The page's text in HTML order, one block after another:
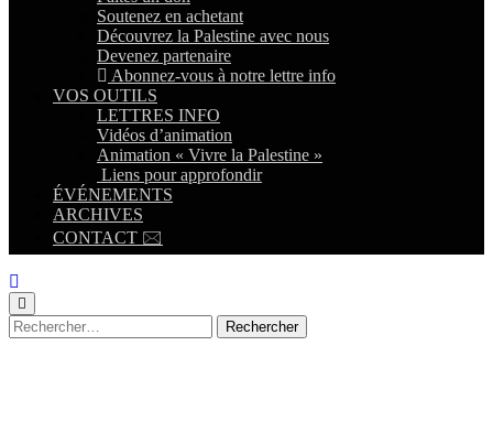
Soutenez en achetant
Découvrez la Palestine avec nous
Devenez partenaire
Abonnez-vous à notre lettre info
VOS OUTILS
LETTRES INFO
Vidéos d’animation
Animation « Vivre la Palestine »
Liens pour approfondir
ÉVÉNEMENTS
ARCHIVES
CONTACT 🖂
Rechercher :